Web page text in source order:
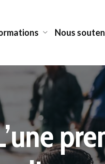
supervisions
Nous